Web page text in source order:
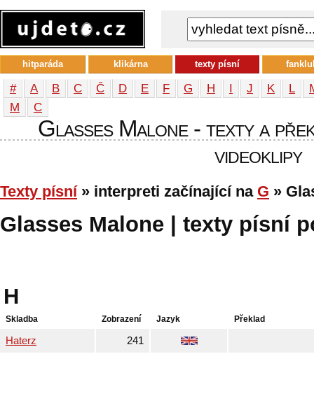
# A B C Č D E F G H I J K L
М
С
Glasses Malone - texty a
videoklipy
Texty písní» interpreti začínající na G »
Glasses Malone | texty písní
H
Skladba Zobrazení Jazyk Překlad
Haterz 241
hitparáda klikárna texty písní